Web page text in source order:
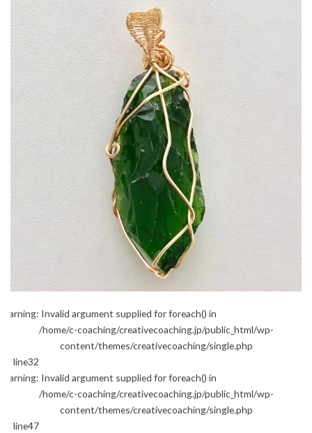
Warning: Invalid argument supplied for foreach() in
/home/c-coaching/creativecoaching.jp/public_html/wp-
content/themes/creativecoaching/single.php
on line32
Warning: Invalid argument supplied for foreach() in
/home/c-coaching/creativecoaching.jp/public_html/wp-
content/themes/creativecoaching/single.php
on line47